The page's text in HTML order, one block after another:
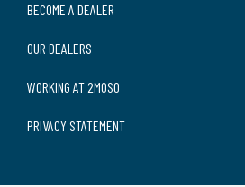
BECOME A DEALER
OUR DEALERS
WORKING AT 2MOSO
PRIVACY STATEMENT